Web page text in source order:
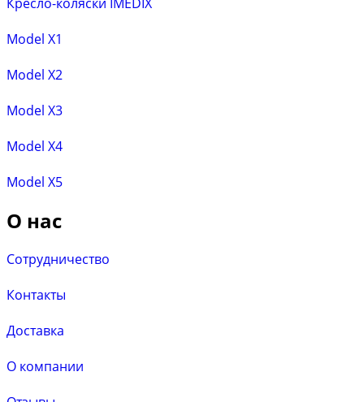
Кресло-коляски IMEDIX
Model X1
Model X2
Model X3
Model X4
Model X5
О нас
Сотрудничество
Контакты
Доставка
О компании